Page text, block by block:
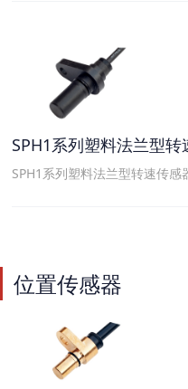
SPH1系列塑料法兰型转
SPH1系列塑料法兰型转速传
位置传感器